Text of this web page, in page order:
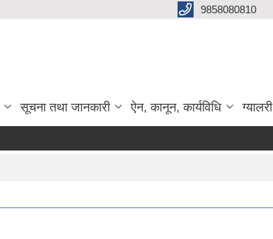
9858080810
सूचना तथा जानकारी ऐन, कानून, कार्यविधि ग्यालरी